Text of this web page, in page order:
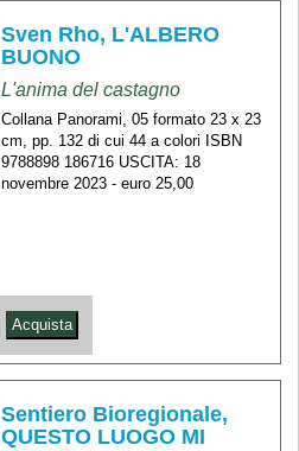
Sven Rho, L'ALBERO
BUONO
L'anima del castagno
Collana Panorami, 05 formato 23 x 23
cm, pp. 132 di cui 44 a colori ISBN
9788898 186716 USCITA: 18
novembre 2023 - euro 25,00
Sentiero Bioregionale,
QUESTO LUOGO MI